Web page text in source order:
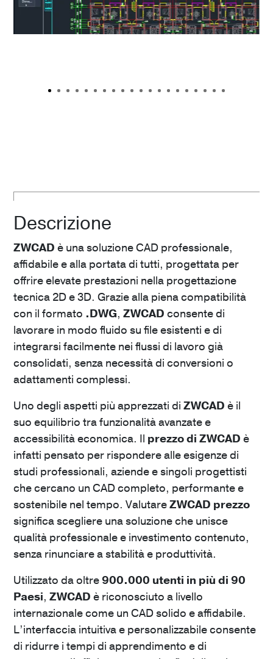
Descrizione
ZWCAD è una soluzione CAD professionale,
affidabile e alla portata di tutti, progettata per
offrire elevate prestazioni nella progettazione
tecnica 2D e 3D. Grazie alla piena compatibilità
con il formato .DWG,ZWCAD consente di
lavorare in modo fluido su file esistenti e di
integrarsi facilmente nei flussi di lavoro già
consolidati, senza necessità di conversioni o
adattamenti complessi.
Uno degli aspetti più apprezzati diZWCAD è il
suo equilibrio tra funzionalità avanzate e
accessibilità economica. Il prezzo di ZWCAD è
infatti pensato per rispondere alle esigenze di
studi professionali, aziende e singoli progettisti
che cercano un CAD completo, performante e
sostenibile nel tempo. ValutareZWCAD prezzo
significa scegliere una soluzione che unisce
qualità professionale e investimento contenuto,
senza rinunciare a stabilità e produttività.
Utilizzato da oltre900.000 utenti in più di 90
Paesi,ZWCAD è riconosciuto a livello
internazionale come un CAD solido e affidabile.
L’interfaccia intuitiva e personalizzabile consente
di ridurre i tempi di apprendimento e di